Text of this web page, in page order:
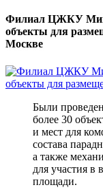
Филиал ЦЖКУ
объекты для
Москве
Были
более 30
и мест для
состава
а также
для участия в
площади.